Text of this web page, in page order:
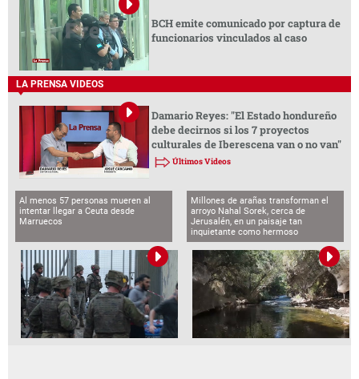
BCH emite comunicado por captura de
funcionarios vinculados al caso
LA PRENSA VIDEOS
Damario Reyes: "El Estado hondureño
debe decirnos si los 7 proyectos
culturales de Iberescena van o no van"
Últimos Videos
Al menos 57 personas mueren al
intentar llegar a Ceuta desde
Marruecos
Millones de arañas transforman el
arroyo Nahal Sorek, cerca de
Jerusalén, en un paisaje tan
inquietante como hermoso